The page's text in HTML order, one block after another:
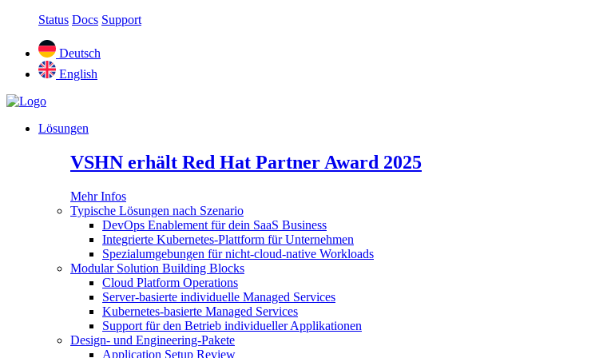
Status Docs Support
Deutsch
English
Lösungen
VSHN erhält Red Hat Partner Award 2025
Mehr Infos
Typische Lösungen nach Szenario
DevOps Enablement für dein SaaS Business
Integrierte Kubernetes-Plattform für Unternehmen
Spezialumgebungen für nicht-cloud-native Workloads
Modular Solution Building Blocks
Cloud Platform Operations
Server-basierte individuelle Managed Services
Kubernetes-basierte Managed Services
Support für den Betrieb individueller Applikationen
Design- und Engineering-Pakete
Application Setup Review